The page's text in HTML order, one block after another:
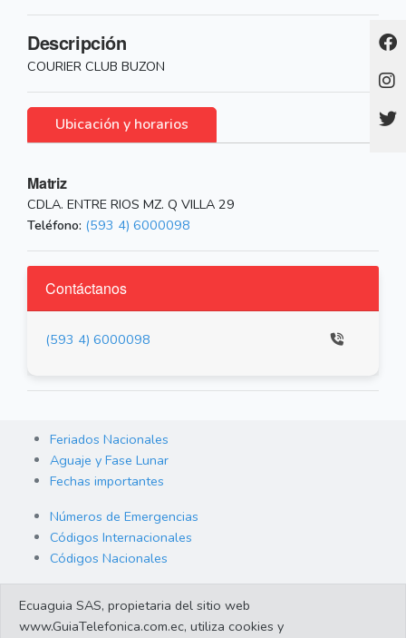
Descripción
COURIER CLUB BUZON
Ubicación y horarios
Matriz
CDLA. ENTRE RIOS MZ. Q VILLA 29
Teléfono: (593 4) 6000098
Contáctanos
(593 4) 6000098
Feriados Nacionales
Aguaje y Fase Lunar
Fechas importantes
Números de Emergencias
Códigos Internacionales
Códigos Nacionales
Cambio de Divisas
Ecuaguia SAS, propietaria del sitio web
www.GuiaTelefonica.com.ec, utiliza cookies y